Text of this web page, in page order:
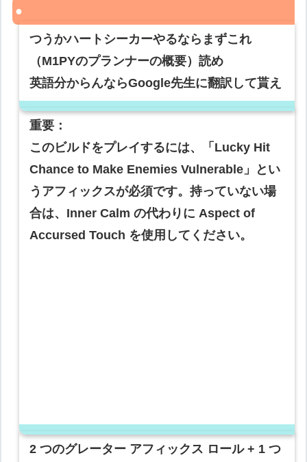
つうかハートシーカーやるならまずこれ
（M1PYのプランナーの概要）読め
英語分からんならGoogle先生に翻訳して貰え
重要：
このビルドをプレイするには、「Lucky Hit
Chance to Make Enemies Vulnerable」とい
うアフィックスが必須です。持っていない場
合は、Inner Calm の代わりに Aspect of
Accursed Touch を使用してください。
2 つのグレーター アフィックス ロール + 1 つ